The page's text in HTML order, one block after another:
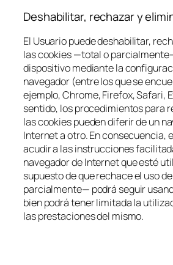
Deshabilitar, rechazar y
El Usuario puede deshabilitar,
las cookies —total o
dispositivo mediante la
navegador (entre los que se
ejemplo, Chrome, Firefox, Safari,
sentido, los procedimientos para
las cookies pueden diferir de un
Internet a otro. En consecuencia,
acudir a las instrucciones
navegador de Internet que esté
supuesto de que rechace el uso
parcialmente— podrá seguir
bien podrá tener limitada la
las prestaciones del mismo.